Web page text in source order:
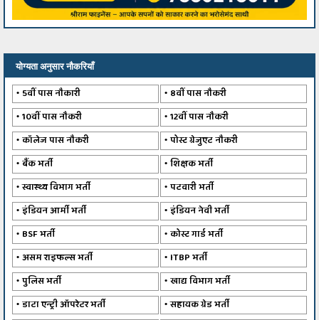
योग्यता अनुसार नौकरियाँ
5वीं पास नौकारी
8वीं पास नौकरी
10वीं पास नौकरी
12वीं पास नौकरी
कॉलेज पास नौकरी
पोस्ट ग्रेजुएट नौकरी
बैंक भर्ती
शिक्षक भर्ती
स्वास्थ्य विभाग भर्ती
पटवारी भर्ती
इंडियन आर्मी भर्ती
इंडियन नेवी भर्ती
BSF भर्ती
कोस्ट गार्ड भर्ती
असम राइफल्स भर्ती
ITBP भर्ती
पुलिस भर्ती
खाद्य विभाग भर्ती
डाटा एन्ट्री ऑपरेटर भर्ती
सहायक ग्रेड भर्ती